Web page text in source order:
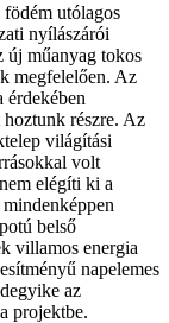
födém utólagos
nyílászárói
új műanyag tokos
megfelelően. Az
érdekében
részre. Az
világítási
volt
elégíti ki a
belső
villamos energia
napelemes
az
projektbe.